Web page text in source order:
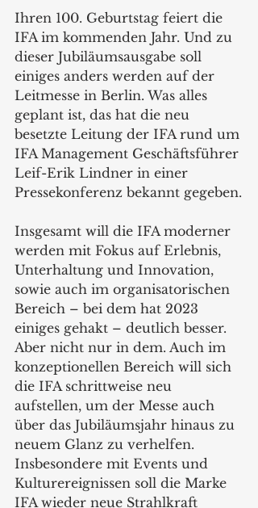
Ihren 100. Geburtstag feiert die
IFA im kommenden Jahr. Und zu
dieser Jubiläumsausgabe soll
einiges anders werden auf der
Leitmesse in Berlin. Was alles
geplant ist, das hat die neu
besetzte Leitung der IFA rund um
IFA Management Geschäftsführer
Leif-Erik Lindner in einer
Pressekonferenz bekannt gegeben.
Insgesamt will die IFA moderner
werden mit Fokus auf Erlebnis,
Unterhaltung und Innovation,
sowie auch im organisatorischen
Bereich – bei dem hat 2023
einiges gehakt – deutlich besser.
Aber nicht nur in dem. Auch im
konzeptionellen Bereich will sich
die IFA schrittweise neu
aufstellen, um der Messe auch
über das Jubiläumsjahr hinaus zu
neuem Glanz zu verhelfen.
Insbesondere mit Events und
Kulturereignissen soll die Marke
IFA wieder neue Strahlkraft